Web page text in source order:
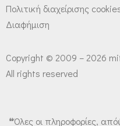
Πολιτική διαχείρισης
Διαφήμιση
Copyright © 2009 – 2026
All rights reserved
❝Όλες οι πληροφορίες,